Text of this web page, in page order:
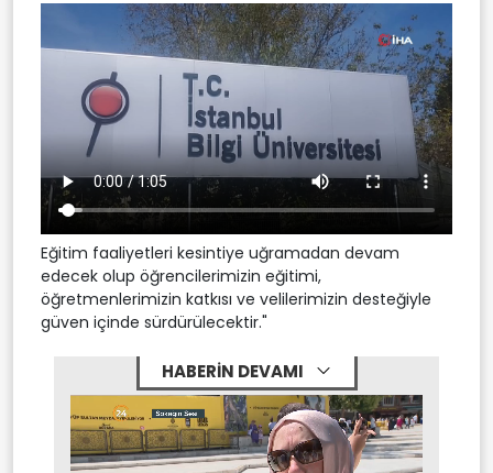
Eğitim faaliyetleri kesintiye uğramadan devam
edecek olup öğrencilerimizin eğitimi,
öğretmenlerimizin katkısı ve velilerimizin desteğiyle
güven içinde sürdürülecektir."
HABERİN DEVAMI